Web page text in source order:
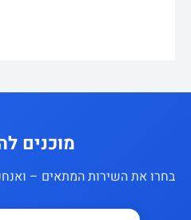
מוכנים
בחרו את השירות המתאים –